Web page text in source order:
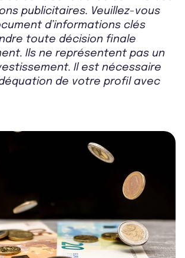
publicitaires. Veuillez-vous
d’informations clés
toute décision finale
Ils ne représentent pas un
Il est nécessaire
de votre profil avec